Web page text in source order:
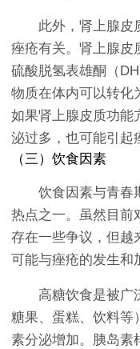
此外，肾上腺皮
痤疮有关。肾上腺皮
硫酸脱氢表雄酮（
物质在体内可以转化
如果肾上腺皮质功能
泌过多，也可能引起
（三）饮食因素
饮食因素与青春
热点之一。虽然目前
存在一些争议，但越
可能与痤疮的发生和
高糖饮食是被广
糖果、蛋糕、饮料等
素分泌增加。胰岛素